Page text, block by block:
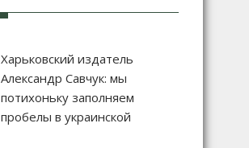
Харьковский издатель
Александр Савчук: мы
потихоньку заполняем
пробелы в украинской